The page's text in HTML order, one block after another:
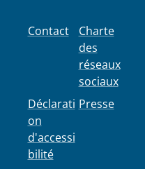
leur o...
Contact
Déclarati
on
d'accessi
bilité
Charte
des
réseaux
sociaux
Presse